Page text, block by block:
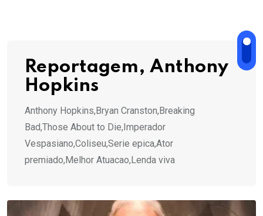
Reportagem, Anthony
Hopkins
Anthony Hopkins,Bryan Cranston,Breaking
Bad,Those About to Die,Imperador
Vespasiano,Coliseu,Serie epica,Ator
premiado,Melhor Atuacao,Lenda viva